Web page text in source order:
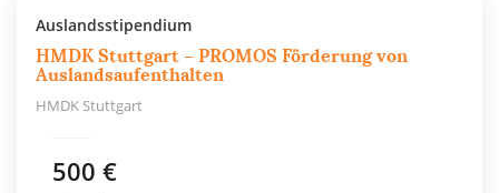
Auslandsstipendium
HMDK Stuttgart – PROMOS Förderung von
Auslandsaufenthalten
HMDK Stuttgart
500 €